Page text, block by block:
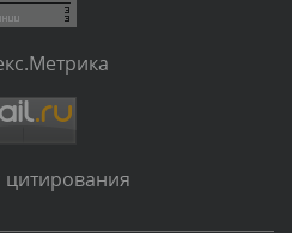
виден после проверки
виден после проверки